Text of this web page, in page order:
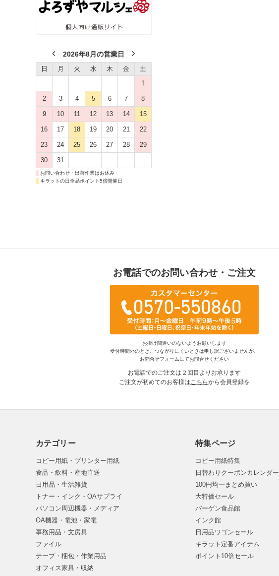
2026年8月の営業日
日 月 火 水 木 金
土
1
2 3 4 5 6 7 8
9 10 11 12 13 14 15
16 17 18 19 20 21 22
23 24 25 26 27 28 29
30 31
お問い合わせ・出荷作業はお休み
キラットの日全品ポイント5倍開催日
お電話でのお問い合わせ・ご注文
お掛け間違いのないようお願いします
受付時間外のとき、つながりにくいときは申し訳ございませんが、
お問合せフォームにてお問合せください
お電話でのご注文は２回目よりお承ります
ご注文が初めてのお客様はこちらから会員登録を
カテゴリー
コピー用紙・プリンター用紙
食品・飲料・産地直送
日用品・生活雑貨
トナー・インク・OAサプライ
パソコン周辺機器・メディア
OA機器・電池・家電
事務用品・文房具
ファイル
テープ・梱包・作業用品
オフィス家具・収納
特集ページ
コピー用紙特集
日替わりクーポンカレンダー
100円均一まとめ買い
大特価セール
バーゲン食品館
インク館
日用品ワゴンセール
キラット定番アイテム
ポイント10倍セール